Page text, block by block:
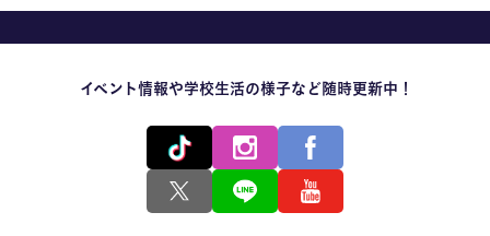
イベント情報や学校生活の様子など随時更新中！